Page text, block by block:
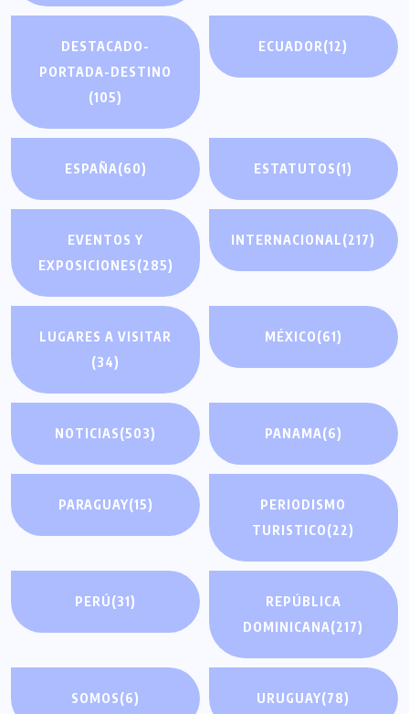
DESTACADO-
PORTADA-DESTINO
(105)
ECUADOR(12)
ESPAÑA(60) ESTATUTOS(1)
EVENTOS Y
EXPOSICIONES(285)
INTERNACIONAL(217)
LUGARES A VISITAR
(34)
MÉXICO(61)
NOTICIAS(503) PANAMA(6)
PARAGUAY(15)
PERIODISMO
TURISTICO(22)
PERÚ(31)
REPÚBLICA
DOMINICANA(217)
SOMOS(6) URUGUAY(78)